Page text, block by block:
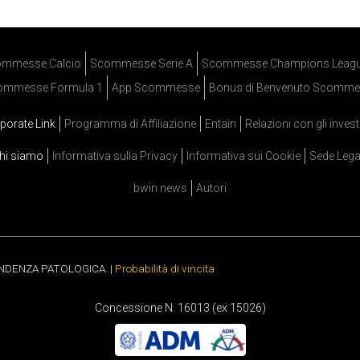
Calcio Scommesse Serie A
Scommesse Champions
Formula 1
App Scommesse Bonus di Benvenuto
Link Programma di Affiliazione Entain Relazioni con gli
siamo Informativa sulla Privacy Informativa sui Cookie Sede
bwin news Autori
PATOLOGICA. | Probabilità di vincita
Concessione N. 16013 (ex 15026)